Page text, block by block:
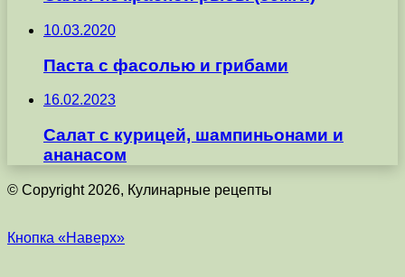
10.03.2020
Паста с фасолью и грибами
16.02.2023
Салат с курицей, шампиньонами и
ананасом
© Copyright 2026, Кулинарные рецепты
Кнопка «Наверх»